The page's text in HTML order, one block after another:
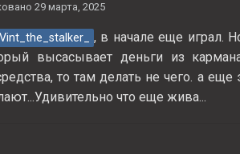
29 марта, 2025
Vint_the_stalker_ , в начале еще играл.
высасывает деньги из
то там делать не чего. а
что еще жива...